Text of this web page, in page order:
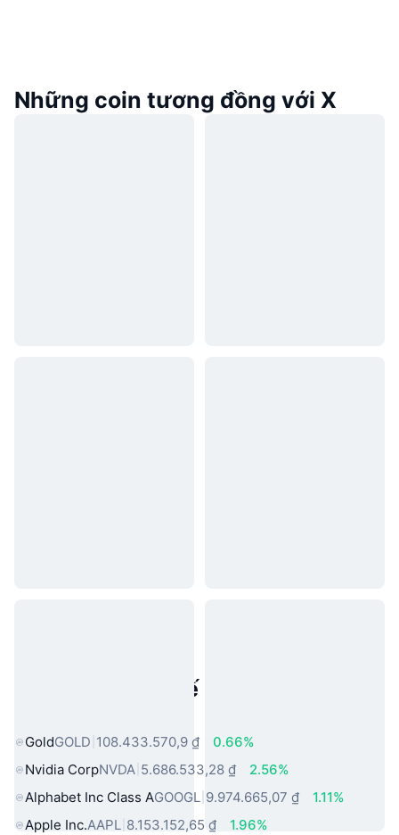
Những coin tương đồng với X
Tài sản trong thế giới thực phổ
GoldGOLD 108.433.570,9 ₫
0.66%
Nvidia CorpNVDA 5.686.533,28 ₫
2.56%
Alphabet Inc Class AGOOGL 9.974.665,07 ₫
1.11%
Apple Inc.AAPL 8.153.152,65 ₫ 1.96%